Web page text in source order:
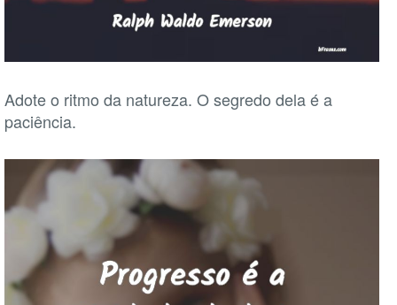
Adote o ritmo da natureza. O segredo dela é a
paciência.